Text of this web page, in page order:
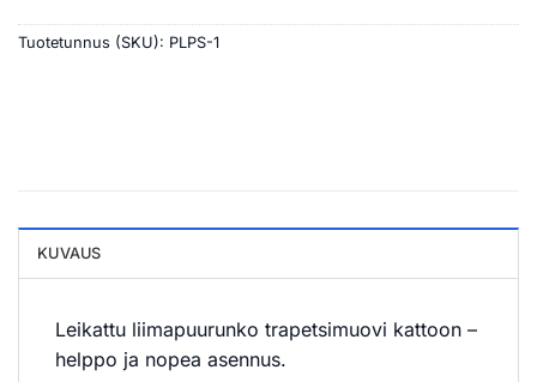
Tuotetunnus (SKU): PLPS-1
KUVAUS
Leikattu liimapuurunko trapetsimuovi kattoon –
helppo ja nopea asennus.